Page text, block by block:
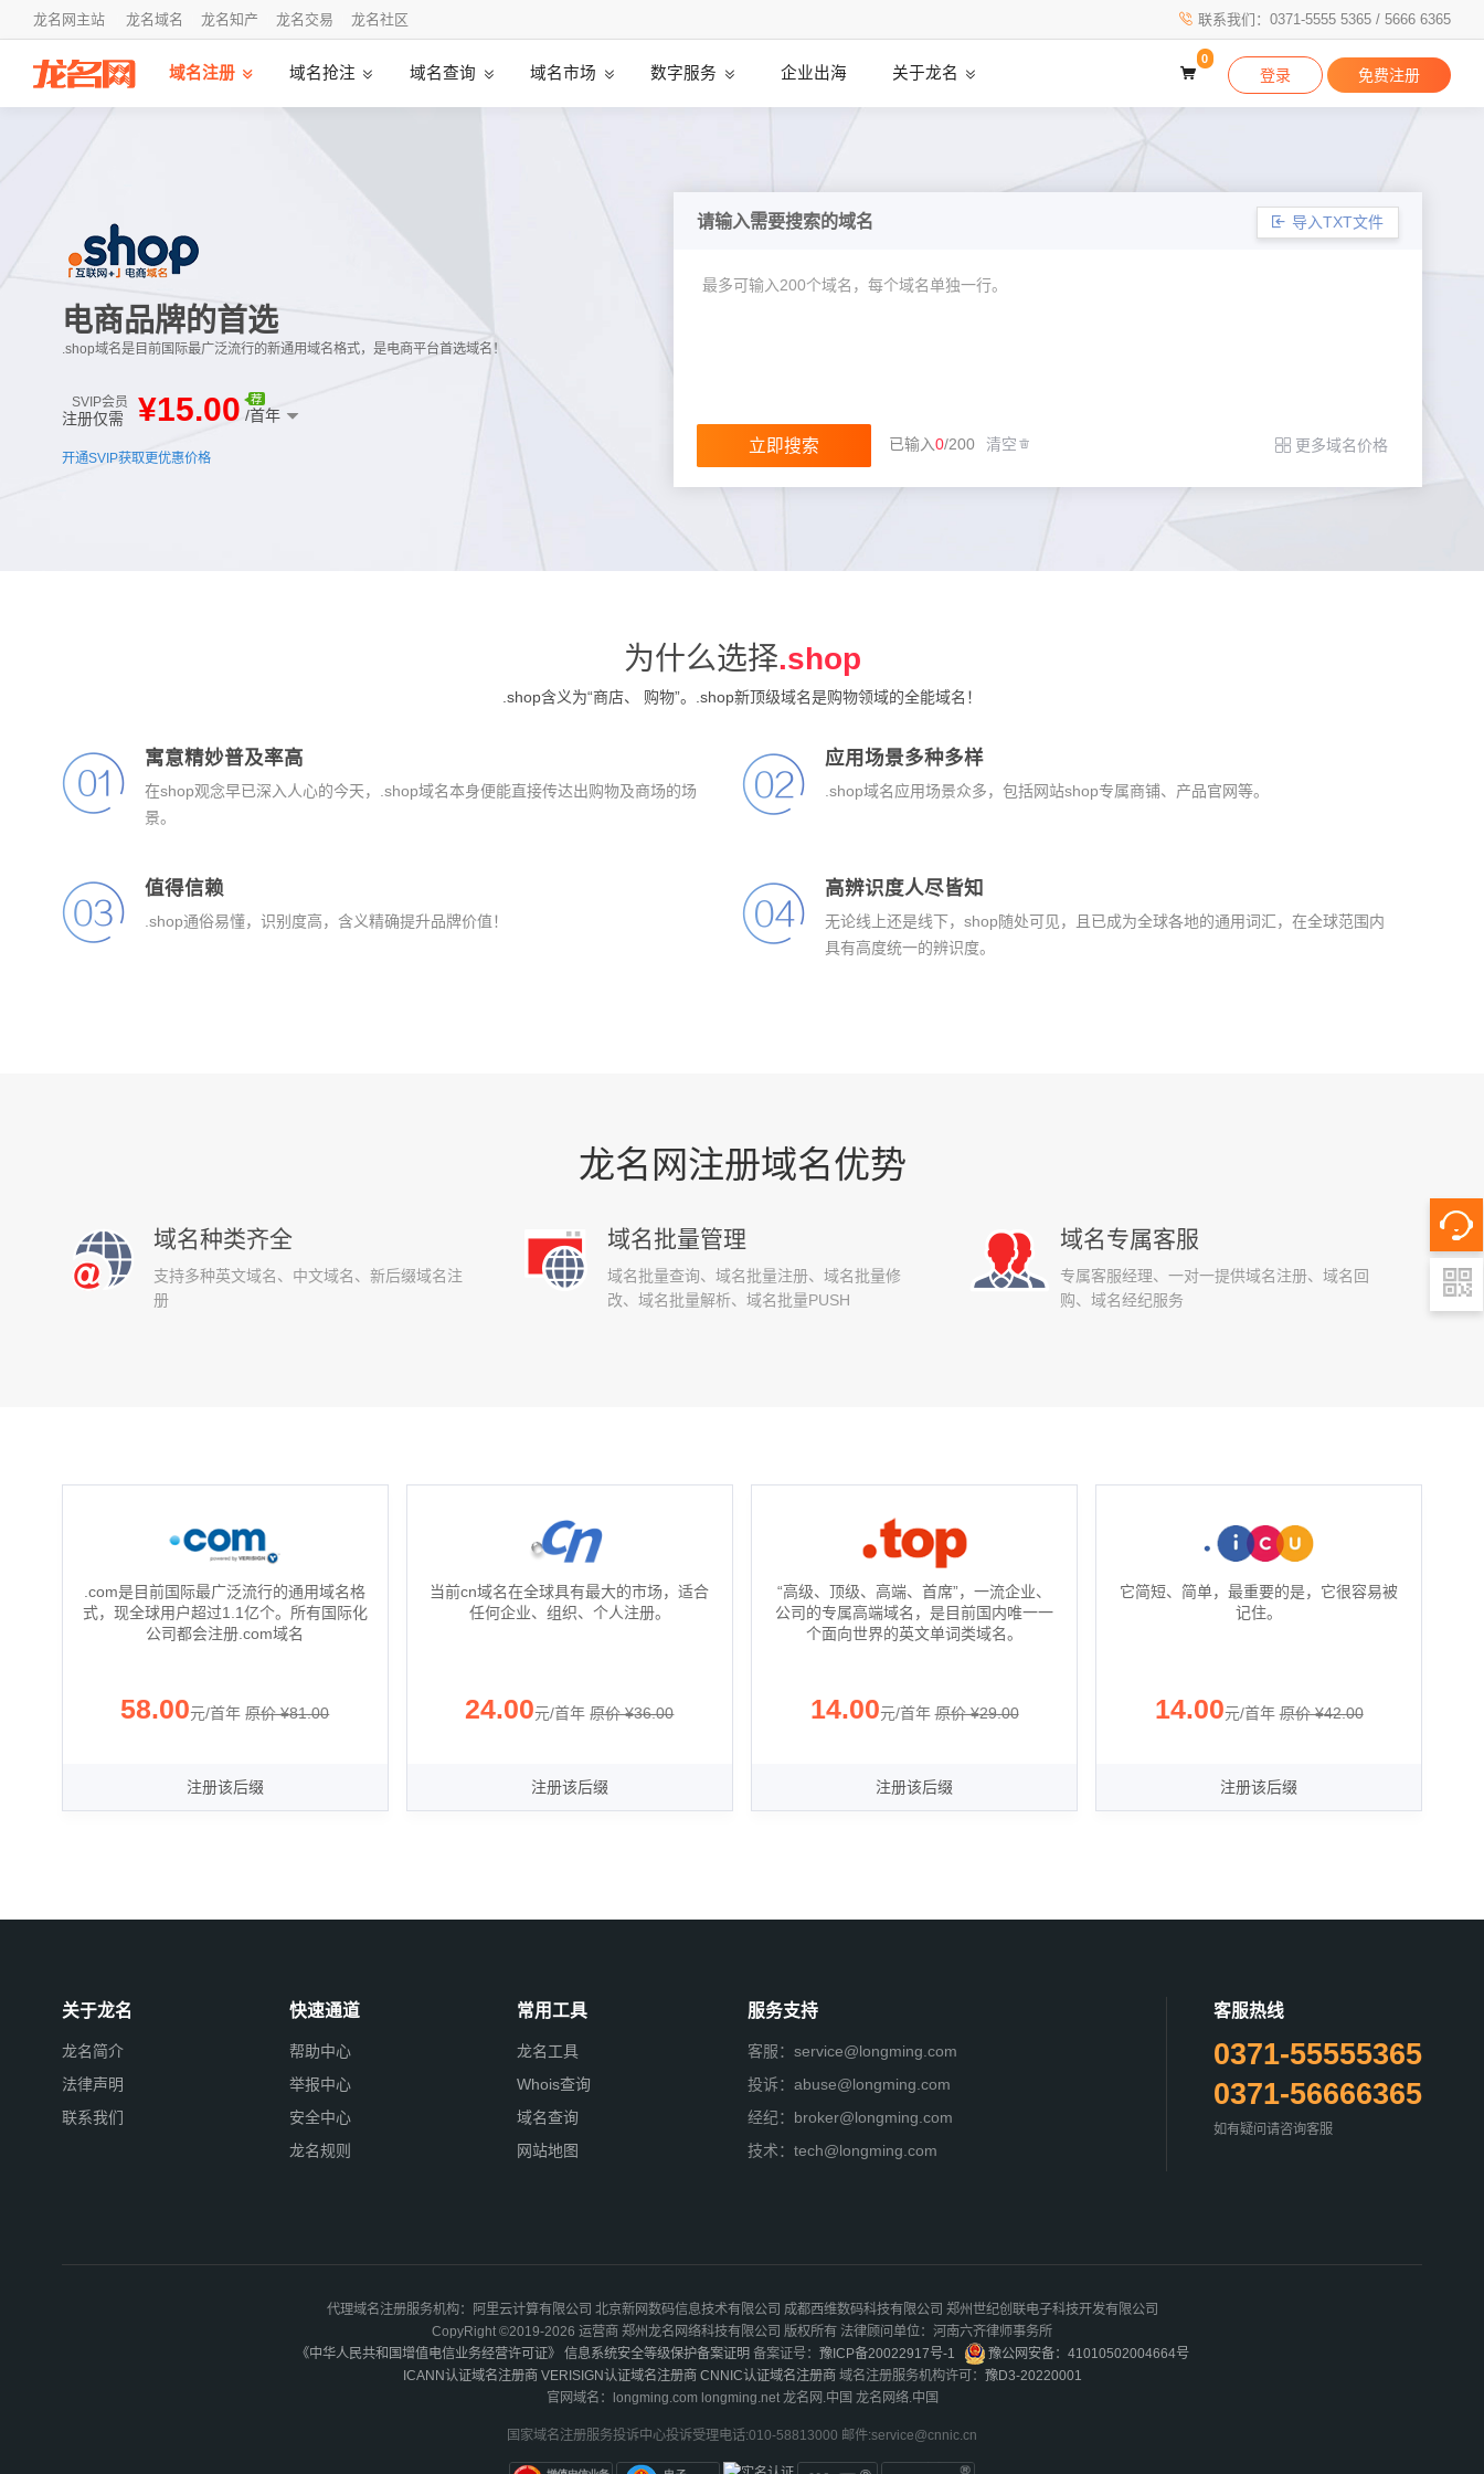
联系我们：0371-5555 5365 / 5666 6365
龙名网主站 龙名域名 龙名知产 龙名交易 龙名社区
域名注册 域名抢注 域名查询 域名市场 数字服务 企业出海 关于龙名
0
登录 免费注册
电商品牌的首选
.shop域名是目前国际最广泛流行的新通用域名格式，是电商平台首选域名！
注册仅需
荐
¥15.00
SVIP会员
/首年
开通SVIP获取更优惠价格
请输入需要搜索的域名 导入TXT文件
立即搜索 已输入0/200 清空 更多域名价格
为什么选择.shop
.shop含义为“商店、 购物”。.shop新顶级域名是购物领域的全能域名！
寓意精妙普及率高
在shop观念早已深入人心的今天，.shop域名本身便能直接传达出购物及商场的场
景。
应用场景多种多样
.shop域名应用场景众多，包括网站shop专属商铺、产品官网等。
值得信赖
.shop通俗易懂，识别度高，含义精确提升品牌价值！
高辨识度人尽皆知
无论线上还是线下，shop随处可见，且已成为全球各地的通用词汇，在全球范围内
具有高度统一的辨识度。
龙名网注册域名优势
域名种类齐全
支持多种英文域名、中文域名、新后缀域名注
册
域名批量管理
域名批量查询、域名批量注册、域名批量修
改、域名批量解析、域名批量PUSH
域名专属客服
专属客服经理、一对一提供域名注册、域名回
购、域名经纪服务
.com是目前国际最广泛流行的通用域名格
式，现全球用户超过1.1亿个。所有国际化
公司都会注册.com域名
58.00元/首年‪原价 ¥81.00
注册该后缀
当前cn域名在全球具有最大的市场，适合
任何企业、组织、个人注册。
24.00元/首年‪原价 ¥36.00
注册该后缀
“高级、顶级、高端、首席”，一流企业、
公司的专属高端域名，是目前国内唯一一
个面向世界的英文单词类域名。
14.00元/首年‪原价 ¥29.00
注册该后缀
它简短、简单，最重要的是，它很容易被
记住。
14.00元/首年‪原价 ¥42.00
注册该后缀
关于龙名
龙名简介
法律声明
联系我们
快速通道
帮助中心
举报中心
安全中心
龙名规则
常用工具
龙名工具
Whois查询
域名查询
网站地图
服务支持
客服：service@longming.com
投诉：abuse@longming.com
经纪：broker@longming.com
技术：tech@longming.com
客服热线
0371-55555365
0371-56666365
如有疑问请咨询客服
代理域名注册服务机构：阿里云计算有限公司 北京新网数码信息技术有限公司 成都西维数码科技有限公司 郑州世纪创联电子科技开发有限公司
CopyRight ©2019-2026 运营商 郑州龙名网络科技有限公司 版权所有 法律顾问单位：河南六齐律师事务所
《中华人民共和国增值电信业务经营许可证》
信息系统安全等级保护备案证明 备案证号： 豫ICP备20022917号-1
豫公网安备：41010502004664号
ICANN认证域名注册商 VERISIGN认证域名注册商 CNNIC认证域名注册商 域名注册服务机构许可： 豫D3-20220001
官网域名：longming.com longming.net 龙名网.中国 龙名网络.中国
国家域名注册服务投诉中心投诉受理电话:010-58813000 邮件:service@cnnic.cn